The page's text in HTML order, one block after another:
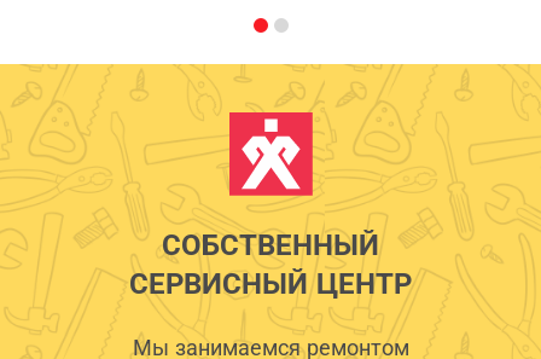
СОБСТВЕННЫЙ
СЕРВИСНЫЙ ЦЕНТР
Мы занимаемся ремонтом